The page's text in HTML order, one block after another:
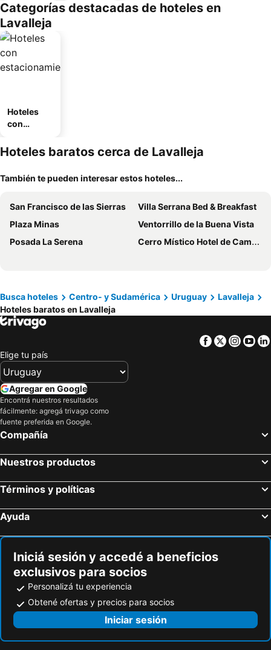
Categorías destacadas de hoteles en
Lavalleja
Hoteles
con
miento
Hoteles baratos cerca de Lavalleja
También te pueden interesar estos hoteles...
San Francisco de las Sierras
Villa Serrana Bed & Breakfast
Plaza Minas
Ventorrillo de la Buena Vista
Posada La Serena
Cerro Místico Hotel de Campo
Busca hoteles Centro- y Sudamérica Uruguay
Lavalleja
Hoteles baratos en Lavalleja
Facebook
Twitter
Elige tu país
Agregar en Google
Encontrá nuestros resultados
fácilmente: agregá trivago como
fuente preferida en Google.
Compañía
Nuestros productos
Términos y políticas
Ayuda
Iniciá sesión y accedé a beneficios
exclusivos para socios
Personalizá tu experiencia
Obtené ofertas y precios para socios
Iniciar sesión